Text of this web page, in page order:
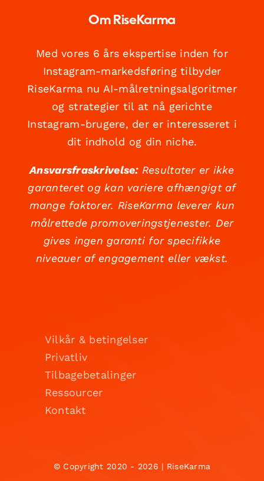
Om RiseKarma
Med vores 6 års ekspertise inden for
Instagram-markedsføring tilbyder
RiseKarma nu AI-målretningsalgoritmer
og strategier til at nå gerichte
Instagram-brugere, der er interesseret i
dit indhold og din niche.
Ansvarsfraskrivelse:Resultater er ikke
garanteret og kan variere afhængigt af
mange faktorer. RiseKarma leverer kun
målrettede promoveringstjenester. Der
gives ingen garanti for specifikke
niveauer af engagement eller vækst.
Vilkår & betingelser
Privatliv
Tilbagebetalinger
Ressourcer
Kontakt
© Copyright 2020 - 2026 | RiseKarma